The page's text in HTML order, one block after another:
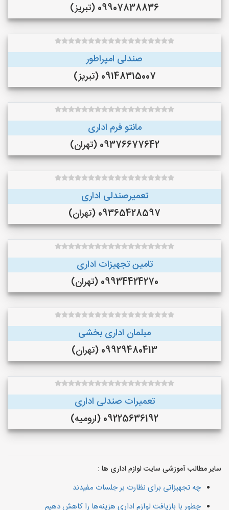
09907838836 (تبریز)
صندلی امپراطور
09148315007 (تبریز)
مانتو فرم اداری
09376677642 (تهران)
تعمیرصندلی اداری
09365428597 (تهران)
تامین تجهیزات اداری
09934424270 (تهران)
مبلمان اداری بخشی
09929480413 (تهران)
تعمیرات صندلی اداری
09225636192 (ارومیه)
سایر مطالب آموزشی سایت لوازم اداری ها :
چه تجهیزاتی برای نظارت بر جلسات مفیدند
چطور با بازیافت لوازم اداری هزینه‌ها را کاهش دهیم